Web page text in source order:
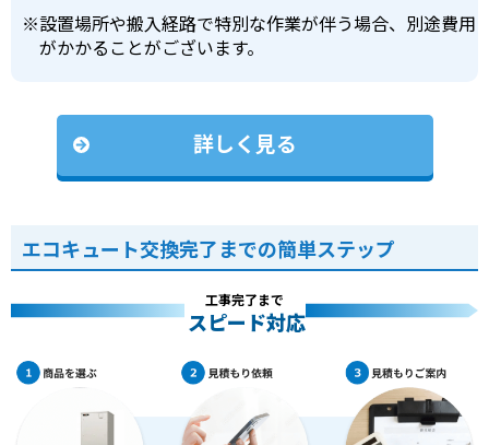
※設置場所や搬入経路で特別な作業が伴う場合、別途費用
がかかることがございます。
詳しく見る
エコキュート交換完了までの簡単ステップ
工事完了まで
スピード対応